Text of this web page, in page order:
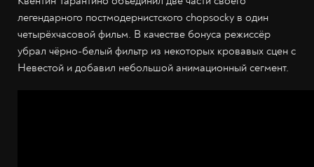
легендарного постмодернистского chopsocky в один
четырёхчасовой фильм. В качестве бонуса режиссёр
убрал чёрно-белый фильтр из некоторых кровавых сцен с
Невестой и добавил небольшой анимационный сегмент.